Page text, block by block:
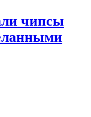
чипсы